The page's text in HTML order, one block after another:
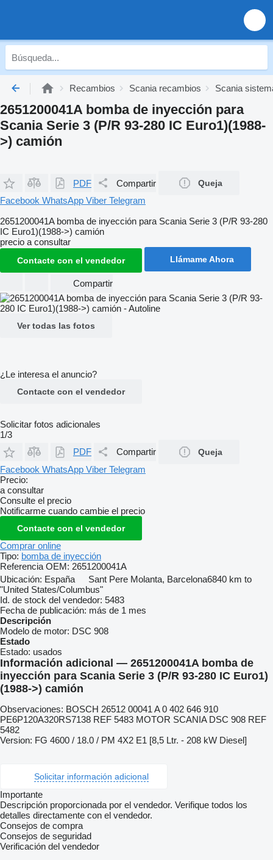
Recambios Scania recambios Scania
2651200041A bomba de inyección para
Scania Serie 3 (P/R 93-280 IC Euro1)(1988-
>) camión
PDF Compartir Queja
Facebook WhatsApp Viber Telegram
2651200041A bomba de inyección para Scania Serie 3 (P/R 93-280
IC Euro1)(1988->) camión
precio a consultar
Contacte con el vendedor Llámame Ahora
Compartir
Ver todas las fotos
¿Le interesa el anuncio?
Contacte con el vendedor
Solicitar fotos adicionales
1/3
PDF
Compartir Queja
Facebook WhatsApp Viber Telegram
Precio:
a consultar
Consulte el precio
Notificarme cuando cambie el precio
Contacte con el vendedor
Comprar online
Tipo: bomba de inyección
Referencia OEM: 2651200041A
Ubicación: España Sant Pere Molanta, Barcelona6840 km to
"United States/Columbus"
Id. de stock del vendedor: 5483
Fecha de publicación: más de 1 mes
Descripción
Modelo de motor: DSC 908
Estado
Estado: usados
Información adicional — 2651200041A bomba de
inyección para Scania Serie 3 (P/R 93-280 IC Euro1)
(1988->) camión
Observaciones: BOSCH 26512 00041 A 0 402 646 910
PE6P120A320RS7138 REF 5483 MOTOR SCANIA DSC 908 REF
5482
Version: FG 4600 / 18.0 / PM 4X2 E1 [8,5 Ltr. - 208 kW Diesel]
Solicitar información adicional
Importante
Descripción proporcionada por el vendedor. Verifique todos los
detalles directamente con el vendedor.
Consejos de compra
Consejos de seguridad
Verificación del vendedor